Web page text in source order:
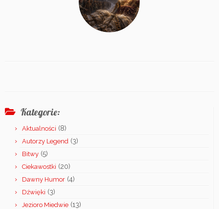
Kategorie:
Aktualności (8)
Autorzy Legend (3)
Bitwy (5)
Ciekawostki (20)
Dawny Humor (4)
Dźwięki (3)
Jezioro Miedwie (13)